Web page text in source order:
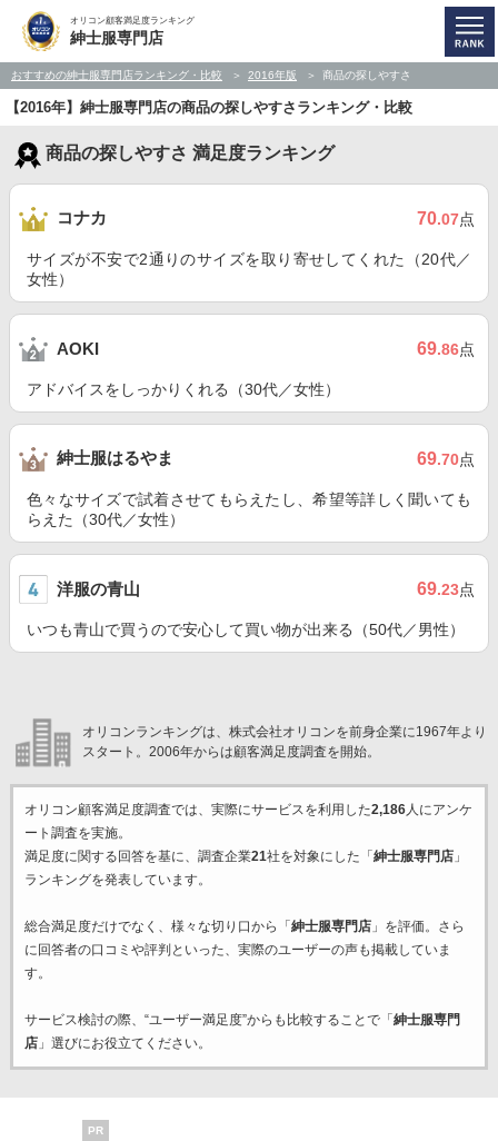
オリコン顧客満足度ランキング
紳士服専門店
おすすめの紳士服専門店ランキング・比較 2016年版 商品の探しやすさ
【2016年】紳士服専門店の商品の探しやすさランキング・比較
商品の探しやすさ 満足度ランキング
コナカ 70.07点
サイズが不安で2通りのサイズを取り寄せしてくれた（20代／
女性）
AOKI 69.86点
アドバイスをしっかりくれる（30代／女性）
紳士服はるやま 69.70点
色々なサイズで試着させてもらえたし、希望等詳しく聞いても
らえた（30代／女性）
洋服の青山 69.23点
いつも青山で買うので安心して買い物が出来る（50代／男性）
オリコンランキングは、株式会社オリコンを前身企業に1967年より
スタート。2006年からは顧客満足度調査を開始。
オリコン顧客満足度調査では、実際にサービスを利用した2,186人にアンケ
ート調査を実施。
満足度に関する回答を基に、調査企業21社を対象にした「 紳士服専門店」
ランキングを発表しています。
総合満足度だけでなく、様々な切り口から「 紳士服専門店」を評価。さら
に回答者の口コミや評判といった、実際のユーザーの声も掲載していま
す。
サービス検討の際、“ユーザー満足度”からも比較することで「 紳士服専門
店」選びにお役立てください。
PR